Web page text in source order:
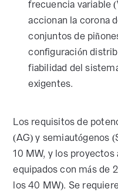
frecuencia variable
accionan la corona
conjuntos de
configuración
fiabilidad del
exigentes.
Los requisitos de
(AG) y semiautógenos
10 MW, y los proyectos
equipados con más de
los 40 MW). Se